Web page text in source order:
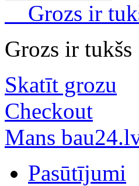
Grozs ir
Grozs ir tukšs
Skatīt grozu
Checkout
Mans
Pasūtījumi